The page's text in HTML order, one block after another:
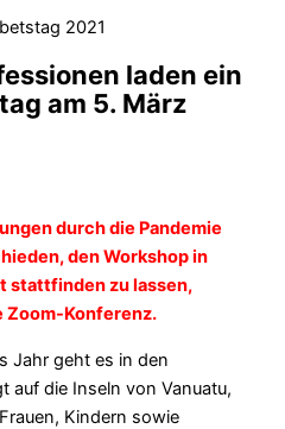
2021
laden ein
am 5. März
durch die Pandemie
den Workshop in
stattfinden zu lassen,
Zoom-Konferenz.
Jahr geht es in den
auf die Inseln von Vanuatu,
Kindern sowie